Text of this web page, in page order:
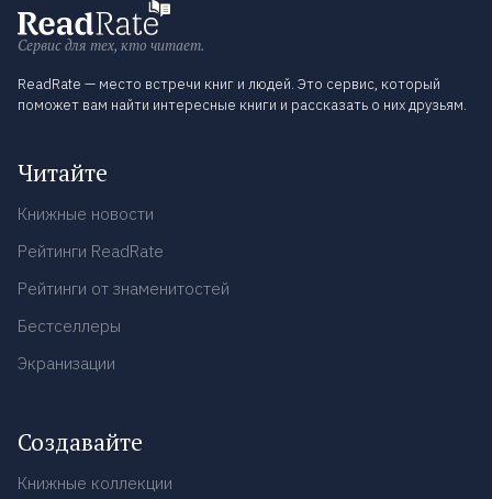
Сервис для тех, кто читает.
ReadRate — место встречи книг и людей. Это сервис, который
поможет вам найти интересные книги и рассказать о них друзьям.
Читайте
Книжные новости
Рейтинги ReadRate
Рейтинги от знаменитостей
Бестселлеры
Экранизации
Создавайте
Книжные коллекции